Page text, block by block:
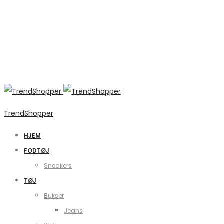
TrendShopper
HJEM
FODTØJ
Sneakers
TØJ
Bukser
Jeans